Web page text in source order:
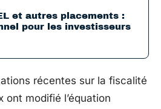
et autres placements :
pour les investisseurs
récentes sur la fiscalité
ont modifié l’équation